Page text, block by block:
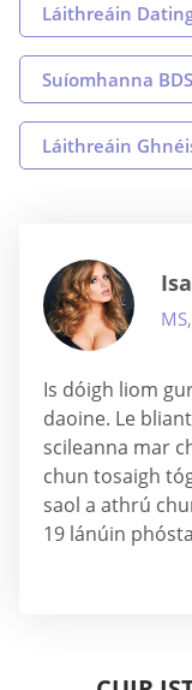
Láithreáin
Suíomhanna
Láithreáin
Is dóigh liom
daoine. Le
scileanna mar
chun tosaigh
saol a athrú
19 lánúin